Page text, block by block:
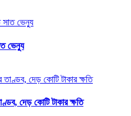
ভেন্যু
দেড় কোটি টাকার ক্ষতি